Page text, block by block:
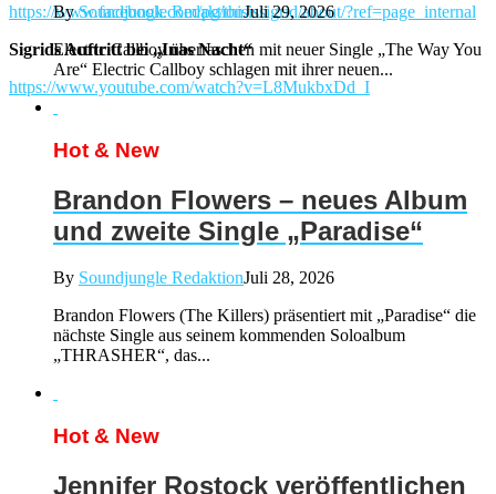
https://www.facebook.com/pg/thisissigrid/about/?ref=page_internal
Sigrids Auftritt bei „Inas Nacht“
https://www.youtube.com/watch?v=L8MukbxDd_I
BySoundjungle RedaktionJuli 29, 2026
Electric Callboy überraschen mit neuer Single „The Way You
Are“ Electric Callboy schlagen mit ihrer neuen...
Hot & New
Brandon Flowers – neues Album
und zweite Single „Paradise“
By Soundjungle RedaktionJuli 28, 2026
Brandon Flowers (The Killers) präsentiert mit „Paradise“ die
nächste Single aus seinem kommenden Soloalbum
„THRASHER“, das...
Hot & New
Jennifer Rostock veröffentlichen